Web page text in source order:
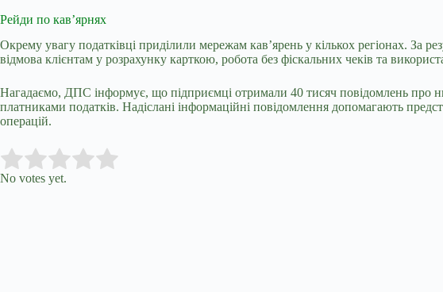
Рейди по кав’ярнях
Окрему увагу податківці приділили мережам кав’ярень у кількох регіонах. За
відмова клієнтам у розрахунку карткою, робота без фіскальних чеків та
Нагадаємо, ДПС інформує, що підприємці отримали 40 тисяч повідомлень про
платниками податків. Надіслані інформаційні повідомлення допомагають
операцій.
Rate this item:
No votes yet.